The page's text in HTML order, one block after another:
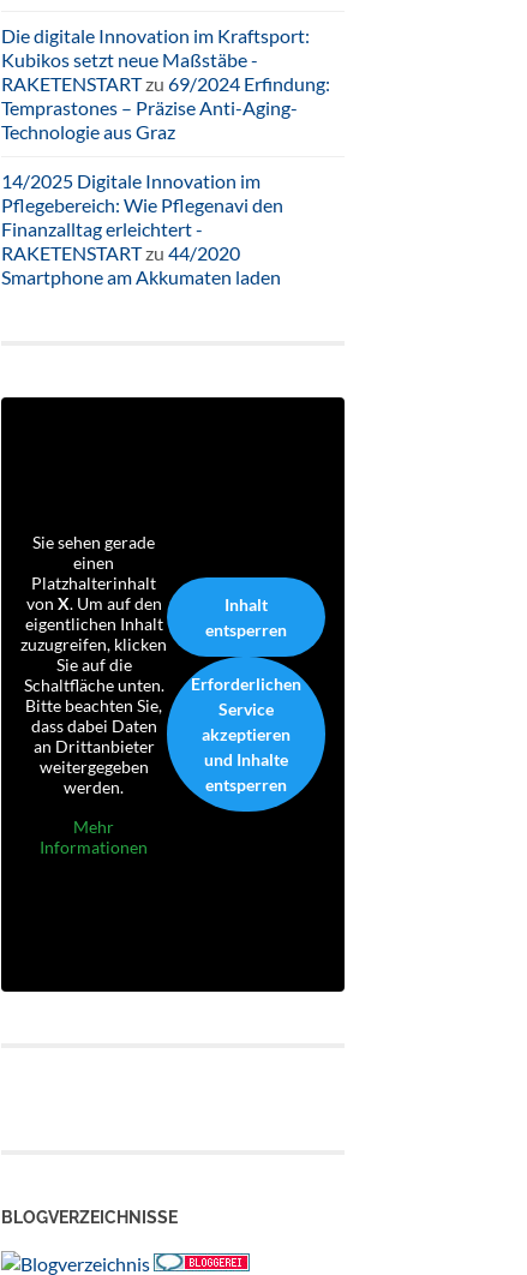
Die digitale Innovation im Kraftsport:
Kubikos setzt neue Maßstäbe -
RAKETENSTARTzu 69/2024 Erfindung:
Temprastones – Präzise Anti-Aging-
Technologie aus Graz
14/2025 Digitale Innovation im
Pflegebereich: Wie Pflegenavi den
Finanzalltag erleichtert -
RAKETENSTARTzu 44/2020
Smartphone am Akkumaten laden
Sie sehen gerade
einen
Platzhalterinhalt
von X. Um auf den
eigentlichen Inhalt
zuzugreifen, klicken
Sie auf die
Schaltfläche unten.
Bitte beachten Sie,
dass dabei Daten
an Drittanbieter
weitergegeben
werden.
Mehr
Informationen
Inhalt
entsperren
Erforderlichen
Service
akzeptieren
und Inhalte
entsperren
BLOGVERZEICHNISSE